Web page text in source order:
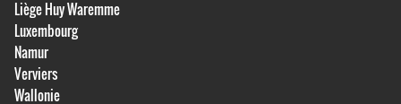
Liège Huy Waremme
Luxembourg
Namur
Verviers
Wallonie